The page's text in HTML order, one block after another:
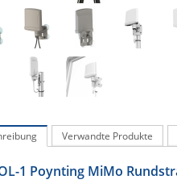
Verwandte Produkte
1 Poynting MiMo